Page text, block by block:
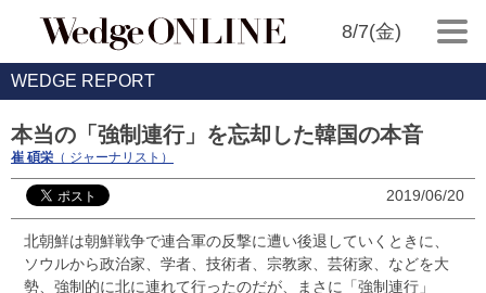
8/7(金)
WEDGE REPORT
本当の「強制連行」を忘却した韓国の本音
崔 碩栄 （ ジャーナリスト）
2019/06/20
北朝鮮は朝鮮戦争で連合軍の反撃に遭い後退していくときに、
ソウルから政治家、学者、技術者、宗教家、芸術家、などを大
勢、強制的に北に連れて行ったのだが、まさに「強制連行」